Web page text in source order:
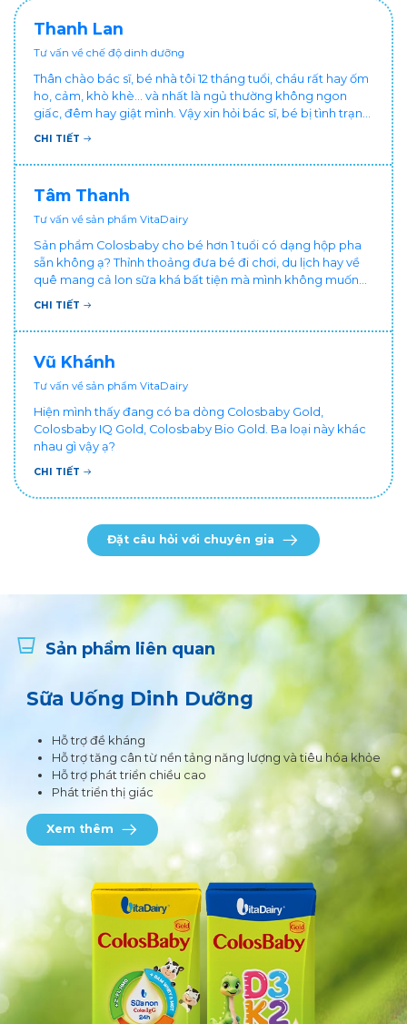
Thanh Lan
Tư vấn về chế độ dinh dưỡng
Thân chào bác sĩ, bé nhà tôi 12 tháng tuổi, cháu rất hay ốm
ho, cảm, khò khè... và nhất là ngủ thường không ngon
giấc, đêm hay giật mình. Vậy xin hỏi bác sĩ, bé bị tình trạng
vậy nên làm sao để con khỏe mạnh và ngủ ngon giấc hơn
chăm cháu hay ốm ạ?. Cảm ơn bác sĩ.
CHI TIẾT
Tâm Thanh
Tư vấn về sản phẩm VitaDairy
Sản phẩm Colosbaby cho bé hơn 1 tuổi có dạng hộp pha
sẵn không ạ? Thỉnh thoảng đưa bé đi chơi, du lịch hay về
quê mang cả lon sữa khá bất tiện mà mình không muốn
đổi cho bé dùng sữa tươi hộp khác sợ bé nạ sữa ảnh
CHI TIẾT
Vũ Khánh
Tư vấn về sản phẩm VitaDairy
Hiện mình thấy đang có ba dòng Colosbaby Gold,
Colosbaby IQ Gold, Colosbaby Bio Gold. Ba loại này khác
nhau gì vậy ạ?
CHI TIẾT
Đặt câu hỏi với chuyên gia
Sản phẩm liên quan
Sữa Uống Dinh Dưỡng
Hỗ trợ đề kháng
Hỗ trợ tăng cân từ nền tảng năng lượng và tiêu hóa khỏe
Hỗ trợ phát triển chiều cao
Phát triển thị giác
Xem thêm